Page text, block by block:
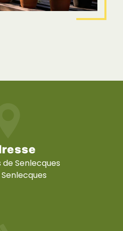
de Senlecques